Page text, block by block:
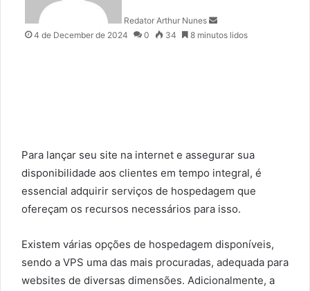
Redator Arthur Nunes
m
4 de December de 2024 0 34 8 minutos lidos
Para lançar seu site na internet e assegurar sua
disponibilidade aos clientes em tempo integral, é
essencial adquirir serviços de hospedagem que
ofereçam os recursos necessários para isso.
Existem várias opções de hospedagem disponíveis,
sendo a VPS uma das mais procuradas, adequada para
websites de diversas dimensões. Adicionalmente, a